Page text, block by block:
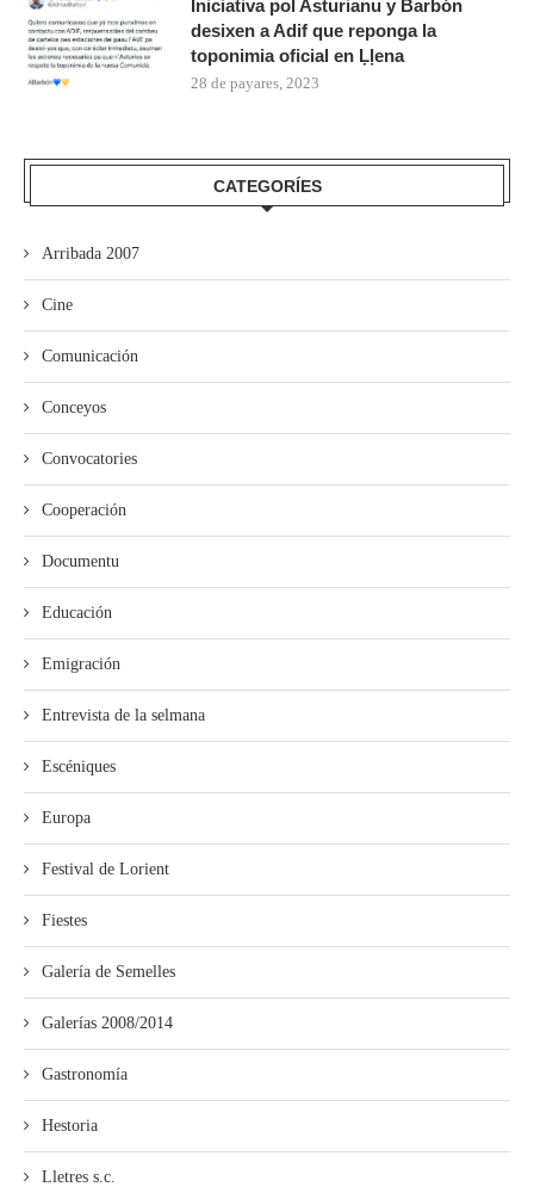
Iniciativa pol Asturianu y Barbón
desixen a Adif que reponga la
toponimia oficial en Ḷḷena
28 de payares, 2023
CATEGORÍES
Arribada 2007
Cine
Comunicación
Conceyos
Convocatories
Cooperación
Documentu
Educación
Emigración
Entrevista de la selmana
Escéniques
Europa
Festival de Lorient
Fiestes
Galería de Semelles
Galerías 2008/2014
Gastronomía
Hestoria
Lletres s.c.